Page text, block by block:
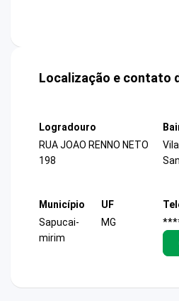
Localização e contato
Logradouro
RUA JOAO RENNO NETO
198
Vila
Município
Sapucai-
mirim
UF
MG